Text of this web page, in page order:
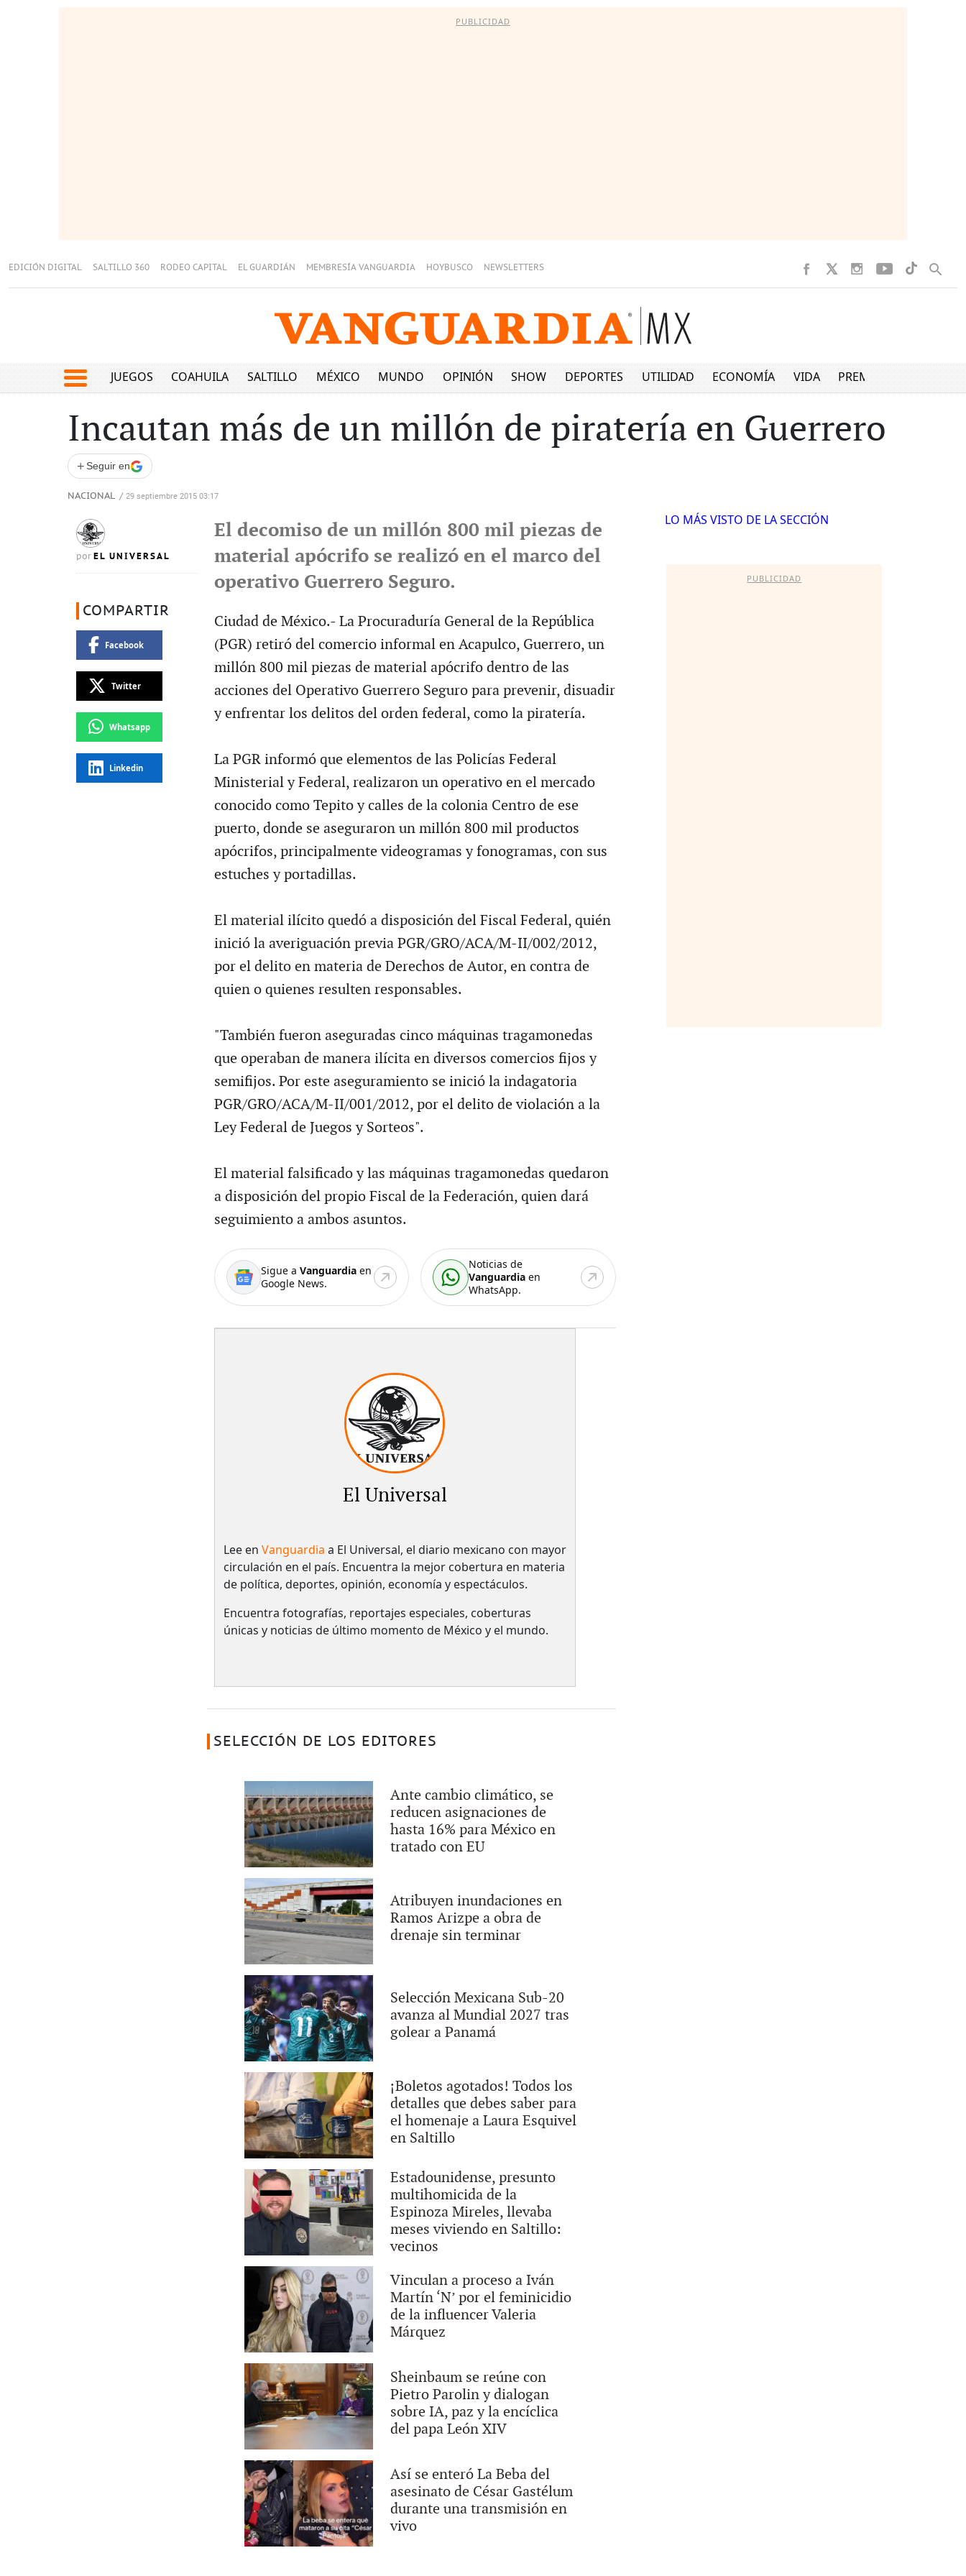
PUBLICIDAD
EDICIÓN DIGITAL SALTILLO 360 RODEO CAPITAL EL GUARDIÁN MEMBRESÍA VANGUARDIA HOYBUSCO NEWSLETTERS
JUEGOS COAHUILA SALTILLO MÉXICO MUNDO OPINIÓN SHOW DEPORTES UTILIDAD ECONOMÍA VIDA PREMIUM
Incautan más de un millón de piratería en Guerrero
+ Seguir en
NACIONAL / 29 septiembre 2015 03:17
por EL UNIVERSAL
COMPARTIR
Facebook
Twitter
Whatsapp
Linkedin
El decomiso de un millón 800 mil piezas de
material apócrifo se realizó en el marco del
operativo Guerrero Seguro.
Ciudad de México.- La Procuraduría General de la República
(PGR) retiró del comercio informal en Acapulco, Guerrero, un
millón 800 mil piezas de material apócrifo dentro de las
acciones del Operativo Guerrero Seguro para prevenir, disuadir
y enfrentar los delitos del orden federal, como la piratería.
La PGR informó que elementos de las Policías Federal
Ministerial y Federal, realizaron un operativo en el mercado
conocido como Tepito y calles de la colonia Centro de ese
puerto, donde se aseguraron un millón 800 mil productos
apócrifos, principalmente videogramas y fonogramas, con sus
estuches y portadillas.
El material ilícito quedó a disposición del Fiscal Federal, quién
inició la averiguación previa PGR/GRO/ACA/M-II/002/2012,
por el delito en materia de Derechos de Autor, en contra de
quien o quienes resulten responsables.
"También fueron aseguradas cinco máquinas tragamonedas
que operaban de manera ilícita en diversos comercios fijos y
semifijos. Por este aseguramiento se inició la indagatoria
PGR/GRO/ACA/M-II/001/2012, por el delito de violación a la
Ley Federal de Juegos y Sorteos".
El material falsificado y las máquinas tragamonedas quedaron
a disposición del propio Fiscal de la Federación, quien dará
seguimiento a ambos asuntos.
Sigue a Vanguardiaen
Google News.
Noticias de
Vanguardia en
WhatsApp.
El Universal
Lee en Vanguardia a El Universal, el diario mexicano con mayor
circulación en el país.​ Encuentra la mejor cobertura en materia
de política, deportes, opinión, economía y espectáculos.
Encuentra fotografías, reportajes especiales, coberturas
únicas y noticias de último momento de México y el mundo.
SELECCIÓN DE LOS EDITORES
Ante cambio climático, se
reducen asignaciones de
hasta 16% para México en
tratado con EU
Atribuyen inundaciones en
Ramos Arizpe a obra de
drenaje sin terminar
Selección Mexicana Sub-20
avanza al Mundial 2027 tras
golear a Panamá
¡Boletos agotados! Todos los
detalles que debes saber para
el homenaje a Laura Esquivel
en Saltillo
Estadounidense, presunto
multihomicida de la
Espinoza Mireles, llevaba
meses viviendo en Saltillo:
vecinos
Vinculan a proceso a Iván
Martín ‘N’ por el feminicidio
de la influencer Valeria
Márquez
Sheinbaum se reúne con
Pietro Parolin y dialogan
sobre IA, paz y la encíclica
del papa León XIV
Así se enteró La Beba del
asesinato de César Gastélum
durante una transmisión en
vivo
LO MÁS VISTO DE LA SECCIÓN
PUBLICIDAD